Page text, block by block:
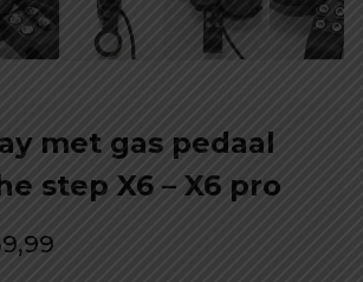
met gas pedaal
step X6 – X6 pro